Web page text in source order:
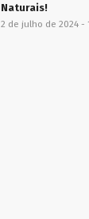
Naturais!
2 de julho de 2024 -